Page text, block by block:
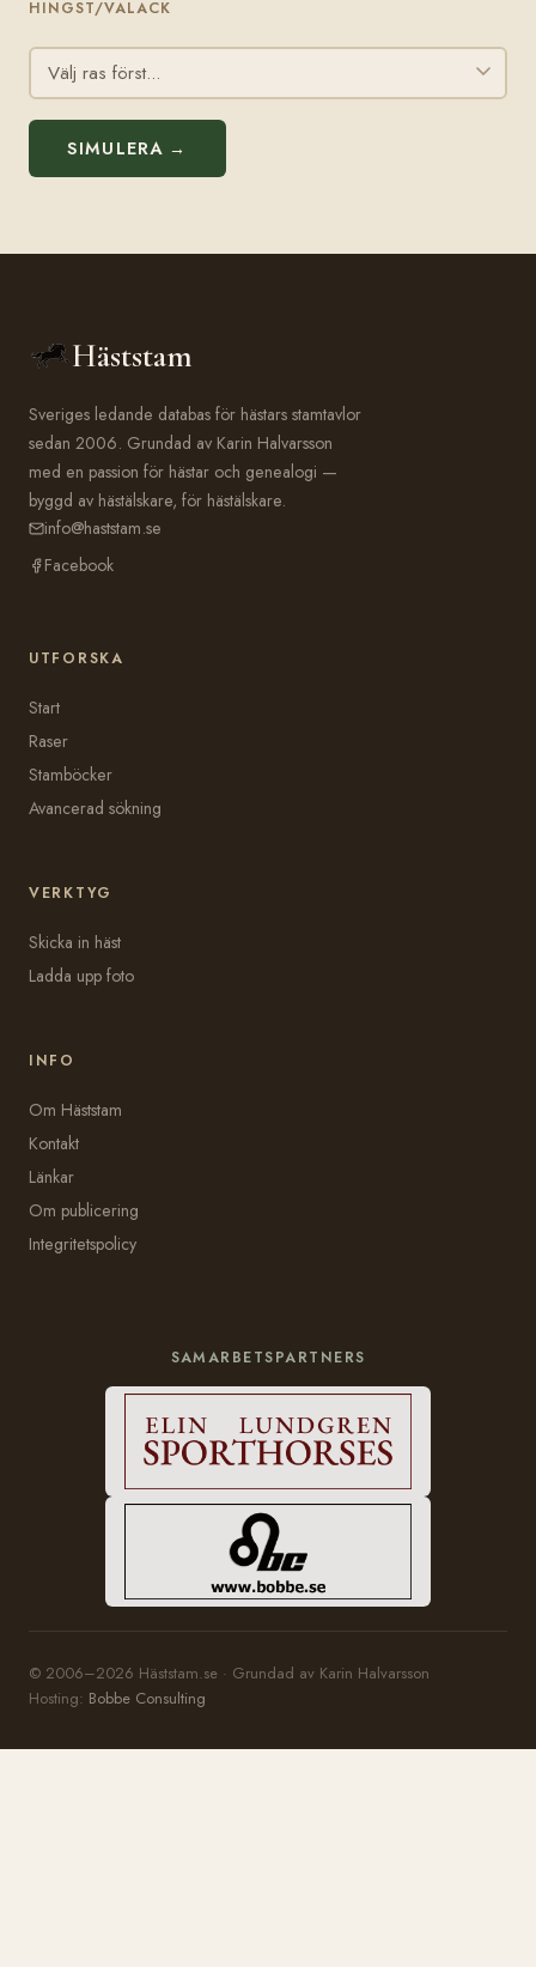
HINGST/VALACK
SIMULERA →
Häststam
Sveriges ledande databas för hästars stamtavlor
sedan 2006. Grundad av Karin Halvarsson
med en passion för hästar och genealogi —
byggd av hästälskare, för hästälskare.
info@haststam.se
Facebook
UTFORSKA
Start
Raser
Stamböcker
Avancerad sökning
VERKTYG
Skicka in häst
Ladda upp foto
INFO
Om Häststam
Kontakt
Länkar
Om publicering
Integritetspolicy
SAMARBETSPARTNERS
© 2006–2026 Häststam.se · Grundad av Karin Halvarsson
Hosting: Bobbe Consulting